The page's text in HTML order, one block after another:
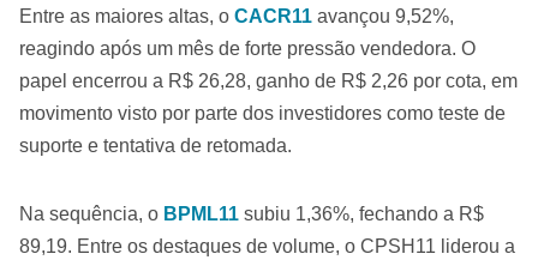
Entre as maiores altas, o CACR11 avançou 9,52%,
reagindo após um mês de forte pressão vendedora. O
papel encerrou a R$ 26,28, ganho de R$ 2,26 por cota, em
movimento visto por parte dos investidores como teste de
suporte e tentativa de retomada.
Na sequência, o BPML11 subiu 1,36%, fechando a R$
89,19. Entre os destaques de volume, o CPSH11 liderou a